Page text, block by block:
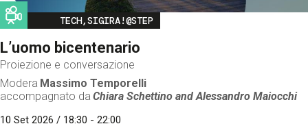
Image
TECH,SIGIRA!@STEP
L’uomo bicentenario
Proiezione e conversazione
Modera Massimo Temporelli
accompagnato da Chiara Schettino andAlessandro Maiocchi
10 Set 2026 / 18:30 - 22:00